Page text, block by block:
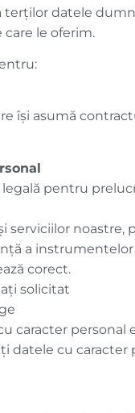
terților datele
le oferim.
își asumă
pentru
noastre,
a
corect.
solicitat
caracter
cu